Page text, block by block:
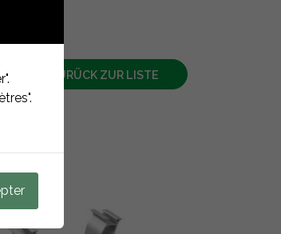
ZURÜCK ZUR LISTE